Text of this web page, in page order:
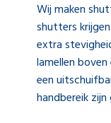
Wij maken
shutters
extra
lamellen
een
handbereik zijn